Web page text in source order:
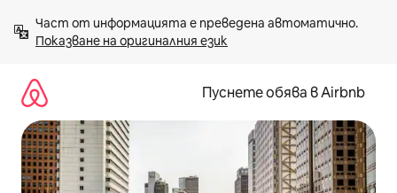
към
съдържанието
Показване на оригиналния език
Пуснете обява в Airbnb